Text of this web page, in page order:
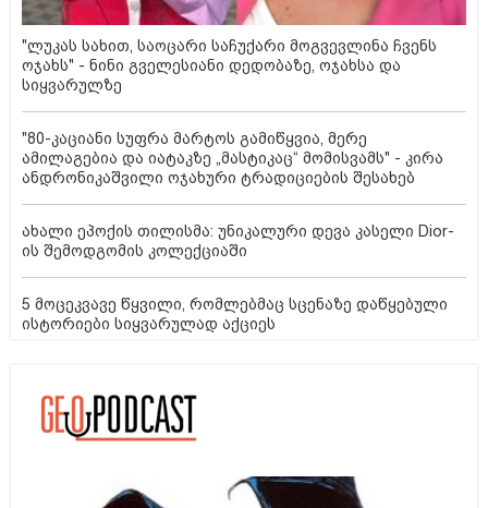
"ლუკას სახით, საოცარი საჩუქარი მოგვევლინა ჩვენს
ოჯახს" - ნინი გველესიანი დედობაზე, ოჯახსა და
სიყვარულზე
"80-კაციანი სუფრა მარტოს გამიწყვია, მერე
ამილაგებია და იატაკზე „მასტიკაც“ მომისვამს" - კირა
ანდრონიკაშვილი ოჯახური ტრადიციების შესახებ
ახალი ეპოქის თილისმა: უნიკალური დევა კასელი Dior-
ის შემოდგომის კოლექციაში
5 მოცეკვავე წყვილი, რომლებმაც სცენაზე დაწყებული
ისტორიები სიყვარულად აქციეს